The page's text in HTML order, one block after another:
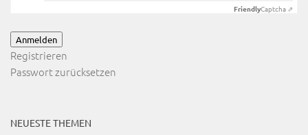
FriendlyCaptcha ⇗
Anmelden
Registrieren
Passwort zurücksetzen
NEUESTE THEMEN